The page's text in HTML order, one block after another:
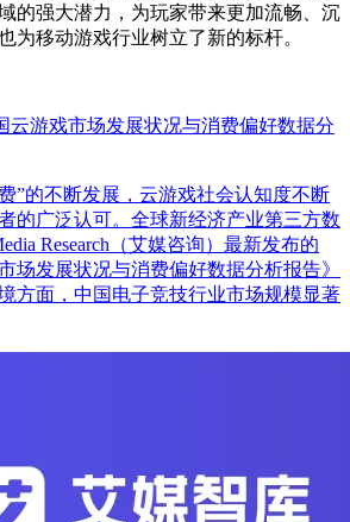
的强大潜力，为玩家带来更加流畅、沉
为移动游戏行业树立了新的标杆。
云游戏市场发展状况与消费偏好数据分
”的不断发展，云游戏社会认知度不断
的广泛认可。全球新经济产业第三方数
Research（艾媒咨询）最新发布的
场发展状况与消费偏好数据分析报告》
方面，中国电子竞技行业市场规模显著